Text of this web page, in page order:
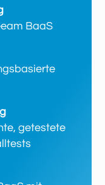
BaaS
getestete